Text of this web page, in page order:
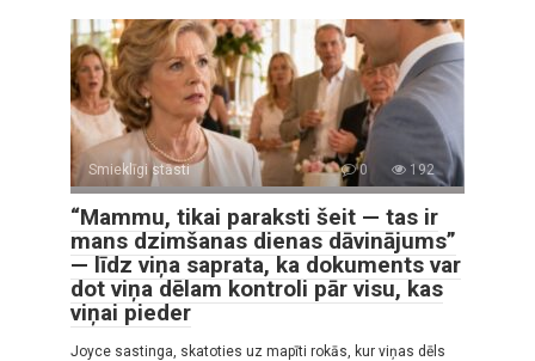
Smieklīgi stāsti 0 192
“Mammu, tikai paraksti šeit — tas ir
mans dzimšanas dienas dāvinājums”
— līdz viņa saprata, ka dokuments var
dot viņa dēlam kontroli pār visu, kas
viņai pieder
Joyce sastinga, skatoties uz mapīti rokās, kur viņas dēls